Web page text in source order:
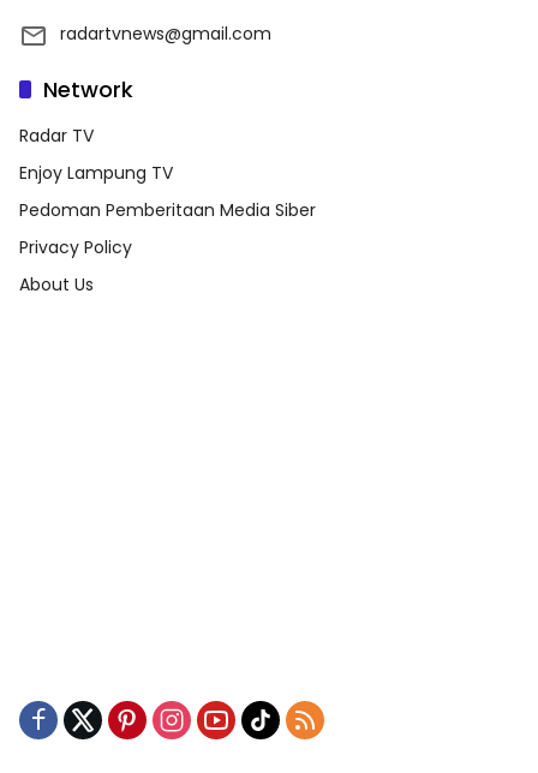
radartvnews@gmail.com
Network
Radar TV
Enjoy Lampung TV
Pedoman Pemberitaan Media Siber
Privacy Policy
About Us